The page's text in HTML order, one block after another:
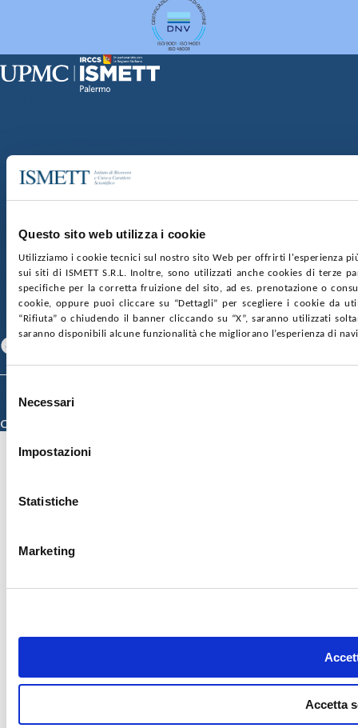
Questo sito web utilizza i cookie
Utilizziamo i cookie tecnici sul nostro sito Web per offrirti l'esperienza
sui siti di ISMETT S.R.L. Inoltre, sono utilizzati anche cookies di terze
specifiche per la corretta fruizione del sito, ad es. prenotazione o
cookie, oppure puoi cliccare su “Dettagli” per scegliere i cookie da
“Rifiuta” o chiudendo il banner cliccando su “X”, saranno utilizzati
saranno disponibili alcune funzionalità che migliorano l’esperienza di
del
consenso
Necessari
Impostazioni
Statistiche
Marketing
Accetta
Capitale sociale:
€2.000.000, interamente versato
Ufficio Registro delle imprese di Palermo
nr. REA PA-201818 P.I. 04544550827
SOCIETÀ TRASPARENTE WHISTLEBLOWING
GARE E CONTRATTIPRIVACYCOOKIE POLICY
SOSTIENICIMAPPA DEL SITOACCESSIBILITÀ
CONTATTI
SEGUICI SU
© 2026 ISMETT (Istituto Mediterraneo per i Trapianti e Terapie ad Alta
Specializzazione)
Credits